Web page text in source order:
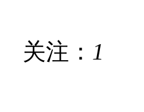
关注： 1